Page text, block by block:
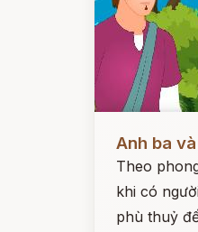
Anh ba
Theo
khi có
phù thuỷ